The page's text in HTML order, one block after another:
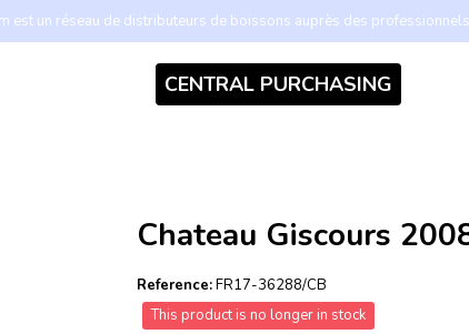
est un réseau de distributeurs de boissons auprès des
CENTRAL PURCHASING
Chateau Giscours
Reference:FR17-36288/CB
This product is no longer in stock